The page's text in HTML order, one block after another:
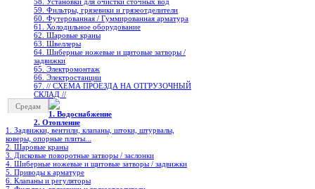
59. Фильтры, грязевики и грязеотделители
60. Футерованная / Гуммированная арматура
61. Холодильное oборудование
62. Шаровые краны
63. Швеллеры
64. Шиберные ножевые и щитовые затворы /
задвижки
65. Электромонтаж
66. Электростанции
67. // СХЕМА ПРОЕЗДА НА ОТГРУЗОЧНЫЙ
СКЛАД //
Средам
1. Водоснабжение
2. Отопление
1. Задвижки, вентили, клапаны, штоки, штурвалы,
коверы, опорные плиты...
2. Шаровые краны
3. Дисковые поворотные затворы / заслонки
4. Шиберные ножевые и щитовые затворы / задвижки
5. Приводы к арматуре
6. Клапаны и регуляторы